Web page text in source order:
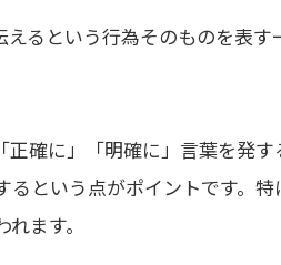
るという行為そのものを表
確に」「明確に」言葉を発す
という点がポイントです。
ます。